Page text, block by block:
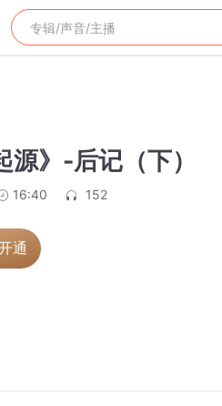
》-后记（下）
16:40
152
通